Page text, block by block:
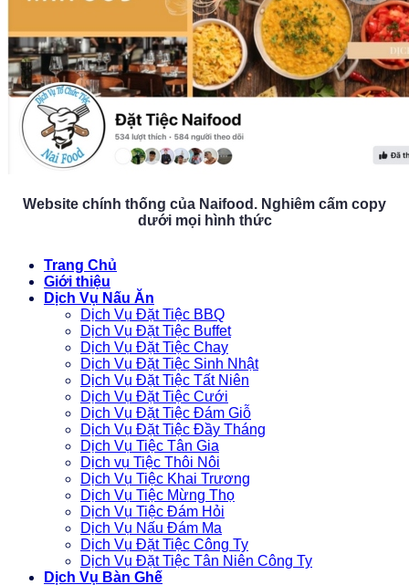
Website chính thống của Naifood. Nghiêm cấm copy
dưới mọi hình thức
Trang Chủ
Giới thiệu
Dịch Vụ Nấu Ăn
Dịch Vụ Đặt Tiệc BBQ
Dịch Vụ Đặt Tiệc Buffet
Dịch Vụ Đặt Tiệc Chay
Dịch Vụ Đặt Tiệc Sinh Nhật
Dịch Vụ Đặt Tiệc Tất Niên
Dịch Vụ Đặt Tiệc Cưới
Dịch Vụ Đặt Tiệc Đám Giỗ
Dịch Vụ Đặt Tiệc Đầy Tháng
Dịch Vụ Tiệc Tân Gia
Dịch vụ Tiệc Thôi Nôi
Dịch Vụ Tiệc Khai Trương
Dịch Vụ Tiệc Mừng Thọ
Dịch Vụ Tiệc Đám Hỏi
Dịch Vụ Nấu Đám Ma
Dịch Vụ Đặt Tiệc Công Ty
Dịch Vụ Đặt Tiệc Tân Niên Công Ty
Dịch Vụ Bàn Ghế